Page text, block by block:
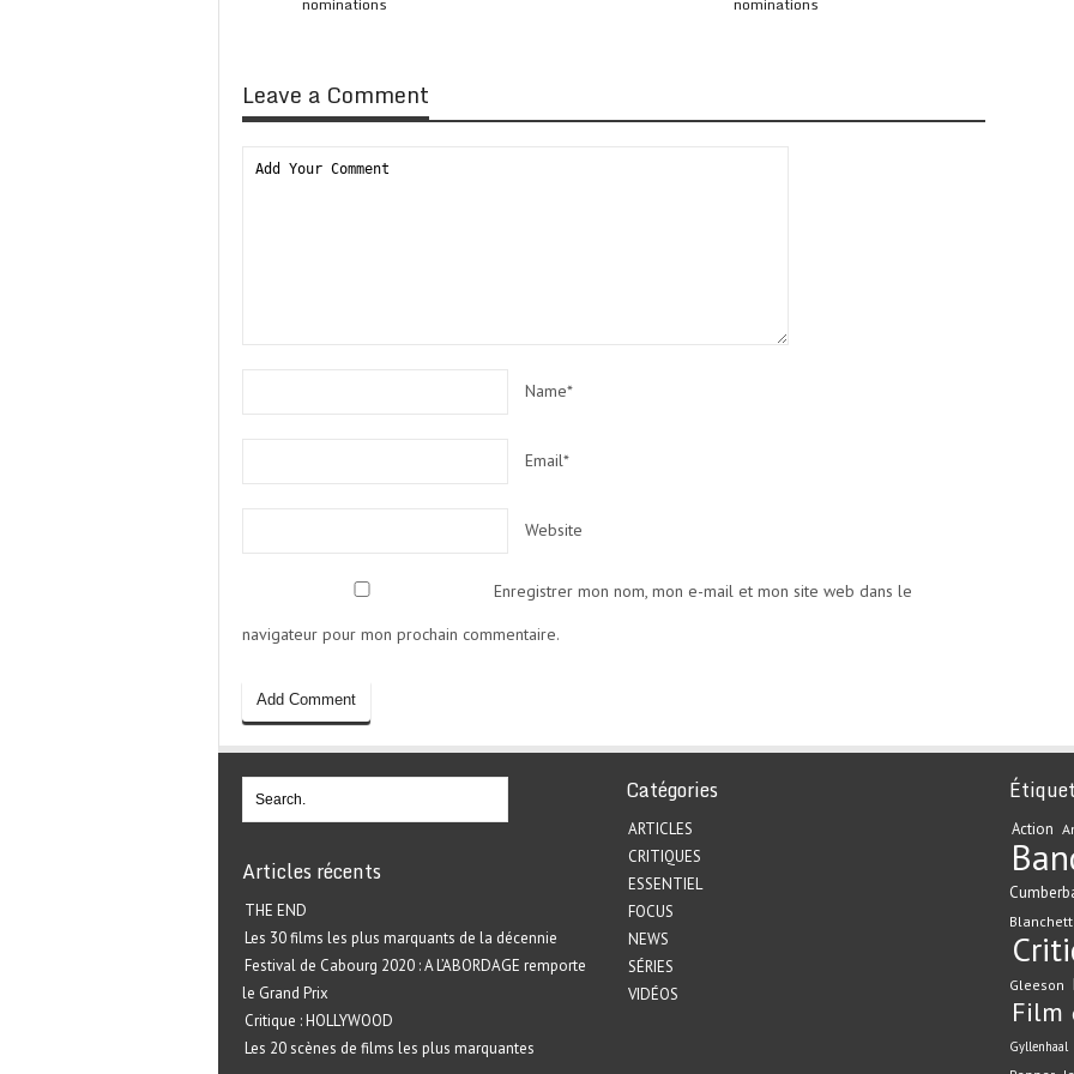
Leave a Comment
Name*
Email*
Website
Enregistrer mon nom, mon e-mail et mon site web dans le
navigateur pour mon prochain commentaire.
Articles récents
THE END
Les 30 films les plus marquants de la décennie
Festival de Cabourg 2020 : A L’ABORDAGE remporte
le Grand Prix
Critique : HOLLYWOOD
Les 20 scènes de films les plus marquantes
Catégories
ARTICLES
CRITIQUES
ESSENTIEL
FOCUS
NEWS
SÉRIES
VIDÉOS
Action
Blanchett
Gleeson
Film
Gyllenhaal